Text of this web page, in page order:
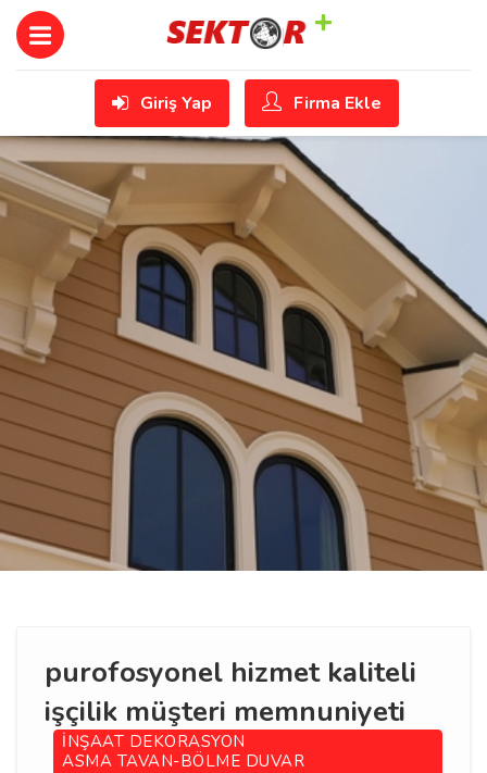
Giriş Yap Firma Ekle
purofosyonel hizmet kaliteli
işçilik müşteri memnuniyeti
İNŞAAT DEKORASYON
ASMA TAVAN-BÖLME DUVAR